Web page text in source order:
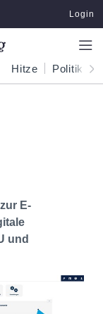
Login
Hitze Politik
E-
und